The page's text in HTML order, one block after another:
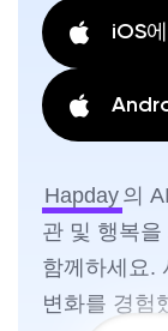
iOS
Hapday 의
관 및 행복
함께하세요.
변화를 경험